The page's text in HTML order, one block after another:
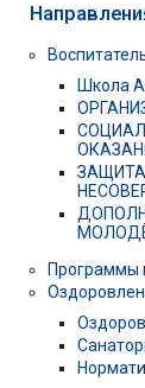
Школа
Программы